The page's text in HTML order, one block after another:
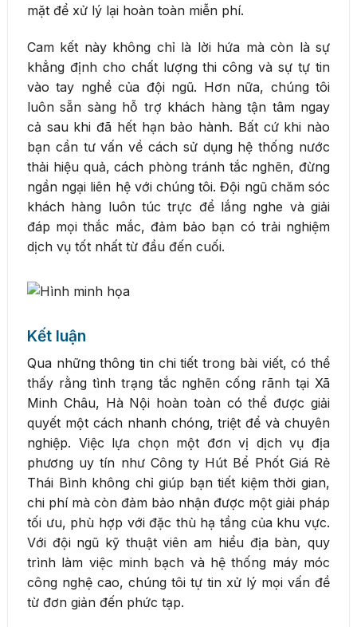
mặt để xử lý lại hoàn toàn miễn phí.
Cam kết này không chỉ là lời hứa mà còn là sự
khẳng định cho chất lượng thi công và sự tự tin
vào tay nghề của đội ngũ. Hơn nữa, chúng tôi
luôn sẵn sàng hỗ trợ khách hàng tận tâm ngay
cả sau khi đã hết hạn bảo hành. Bất cứ khi nào
bạn cần tư vấn về cách sử dụng hệ thống nước
thải hiệu quả, cách phòng tránh tắc nghẽn, đừng
ngần ngại liên hệ với chúng tôi. Đội ngũ chăm sóc
khách hàng luôn túc trực để lắng nghe và giải
đáp mọi thắc mắc, đảm bảo bạn có trải nghiệm
dịch vụ tốt nhất từ đầu đến cuối.
Kết luận
Qua những thông tin chi tiết trong bài viết, có thể
thấy rằng tình trạng tắc nghẽn cống rãnh tại Xã
Minh Châu, Hà Nội hoàn toàn có thể được giải
quyết một cách nhanh chóng, triệt để và chuyên
nghiệp. Việc lựa chọn một đơn vị dịch vụ địa
phương uy tín như Công ty Hút Bể Phốt Giá Rẻ
Thái Bình không chỉ giúp bạn tiết kiệm thời gian,
chi phí mà còn đảm bảo nhận được một giải pháp
tối ưu, phù hợp với đặc thù hạ tầng của khu vực.
Với đội ngũ kỹ thuật viên am hiểu địa bàn, quy
trình làm việc minh bạch và hệ thống máy móc
công nghệ cao, chúng tôi tự tin xử lý mọi vấn đề
từ đơn giản đến phức tạp.